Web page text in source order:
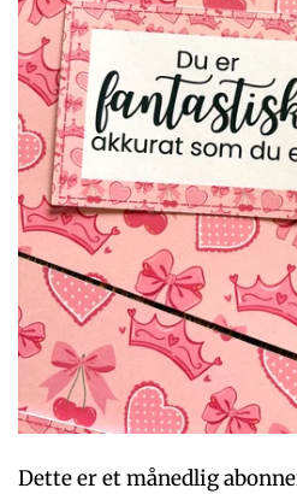
Dette er et månedlig